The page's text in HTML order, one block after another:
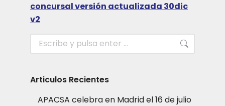
concursal versión actualizada 30dic
v2
Buscar:
Articulos Recientes
APACSA celebra en Madrid el 16 de julio